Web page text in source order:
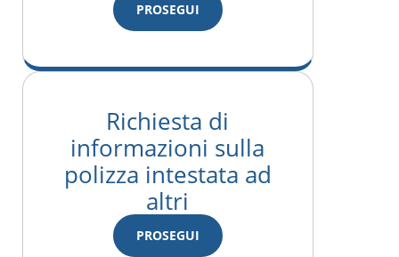
PROSEGUI
Richiesta di
informazioni sulla
polizza intestata ad
altri
PROSEGUI